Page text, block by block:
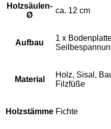
Holzsäulen-
Ø
ca. 12 cm
Aufbau
1 x
Material
Holz, Sisal,
Filzfüße
Holzstämme Fichte